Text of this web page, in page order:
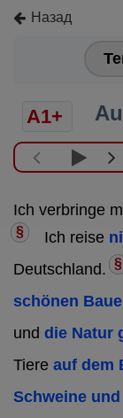
Назад
A1+
Ich verbringe
§ Ich reise
Deutschland. §
schönen
und die Natur
Tiere auf dem
Schweine